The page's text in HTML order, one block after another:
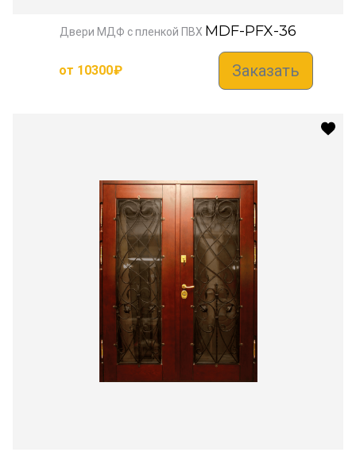
Двери МДФ с пленкой ПВХ MDF-PFX-36
от 10300₽ Заказать